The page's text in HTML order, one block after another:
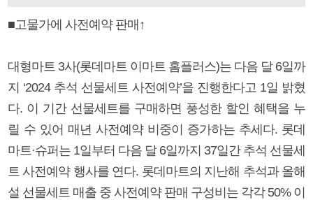
■고물가에 사전예약 판매↑
대형마트 3사(롯데마트 이마트 홈플러스)는 다음 달 6일까
지 ‘2024 추석 선물세트 사전예약’을 진행한다고 1일 밝혔
다. 이 기간 선물세트를 구매하면 풍성한 할인 혜택을 누
릴 수 있어 매년 사전예약 비중이 증가하는 추세다. 롯데
마트·슈퍼는 1일부터 다음 달 6일까지 37일간 추석 선물세
트 사전예약 행사를 연다. 롯데마트의 지난해 추석과 올해
설 선물세트 매출 중 사전예약 판매 구성비는 각각 50% 이